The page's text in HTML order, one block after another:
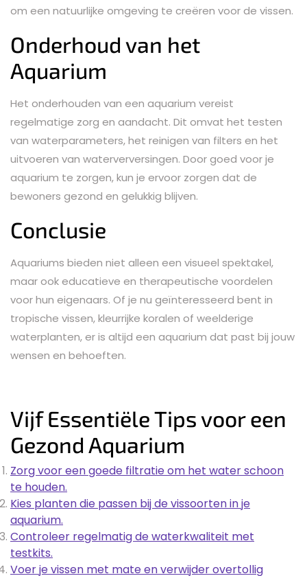
om een natuurlijke omgeving te creëren voor de vissen.
Onderhoud van het
Aquarium
Het onderhouden van een aquarium vereist
regelmatige zorg en aandacht. Dit omvat het testen
van waterparameters, het reinigen van filters en het
uitvoeren van waterverversingen. Door goed voor je
aquarium te zorgen, kun je ervoor zorgen dat de
bewoners gezond en gelukkig blijven.
Conclusie
Aquariums bieden niet alleen een visueel spektakel,
maar ook educatieve en therapeutische voordelen
voor hun eigenaars. Of je nu geïnteresseerd bent in
tropische vissen, kleurrijke koralen of weelderige
waterplanten, er is altijd een aquarium dat past bij jouw
wensen en behoeften.
Vijf Essentiële Tips voor een
Gezond Aquarium
Zorg voor een goede filtratie om het water schoon
te houden.
Kies planten die passen bij de vissoorten in je
aquarium.
Controleer regelmatig de waterkwaliteit met
testkits.
Voer je vissen met mate en verwijder overtollig